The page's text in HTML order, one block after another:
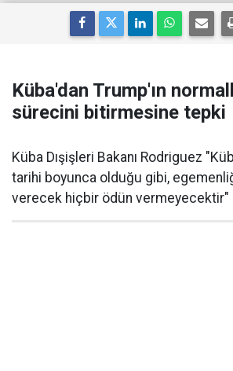
Küba'dan Trump'ın
sürecini bitirmesine tepki
Küba Dışişleri Bakanı Rodriguez
tarihi boyunca olduğu gibi,
verecek hiçbir ödün vermeyecektir"